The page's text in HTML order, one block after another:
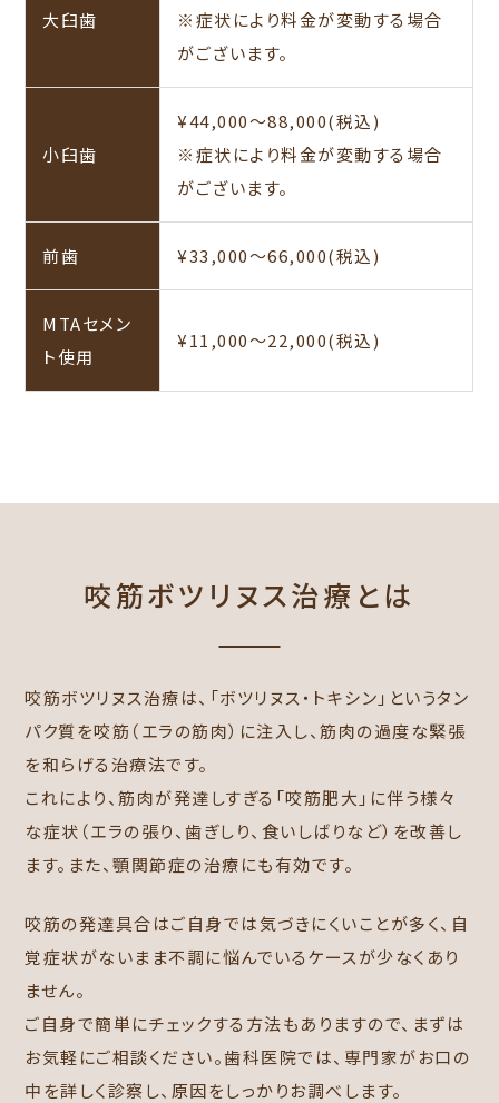
大臼歯
※症状により料金が変動する場合
がございます。
小臼歯
¥44,000～88,000(税込)
※症状により料金が変動する場合
がございます。
前歯 ¥33,000～66,000(税込)
MTAセメン
ト使用
¥11,000～22,000(税込)
咬筋ボツリヌス治療とは
咬筋ボツリヌス治療は、「ボツリヌス・トキシン」というタン
パク質を咬筋（エラの筋肉）に注入し、筋肉の過度な緊張
を和らげる治療法です。
これにより、筋肉が発達しすぎる「咬筋肥大」に伴う様々
な症状（エラの張り、歯ぎしり、食いしばりなど）を改善し
ます。また、顎関節症の治療にも有効です。
咬筋の発達具合はご自身では気づきにくいことが多く、自
覚症状がないまま不調に悩んでいるケースが少なくあり
ません。
ご自身で簡単にチェックする方法もありますので、まずは
お気軽にご相談ください。歯科医院では、専門家がお口の
中を詳しく診察し、原因をしっかりお調べします。